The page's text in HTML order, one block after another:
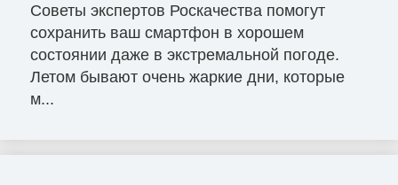
Советы экспертов Роскачества помогут
сохранить ваш смартфон в хорошем
состоянии даже в экстремальной погоде.
Летом бывают очень жаркие дни, которые
м...